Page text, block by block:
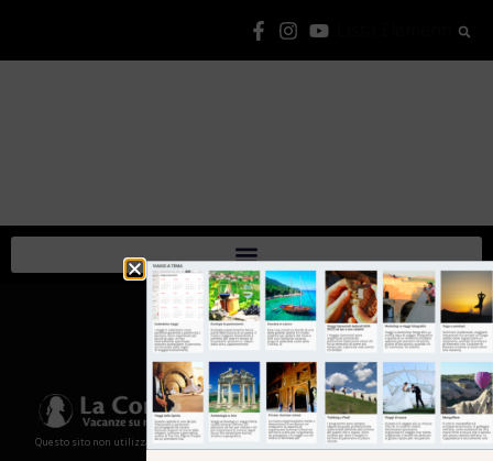
Questo sito non utilizza cookies e non memorizza in alcun modo le tue informazioni